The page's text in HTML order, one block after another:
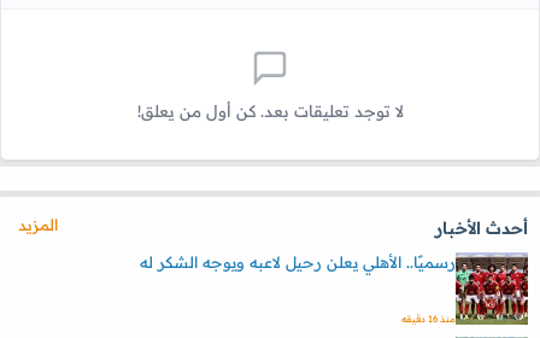
لا توجد تعليقات بعد. كن أول من يعلق!
أحدث الأخبار
المزيد
رسميًا.. الأهلي يعلن رحيل لاعبه ويوجه الشكر له
منذ 16 دقيقه